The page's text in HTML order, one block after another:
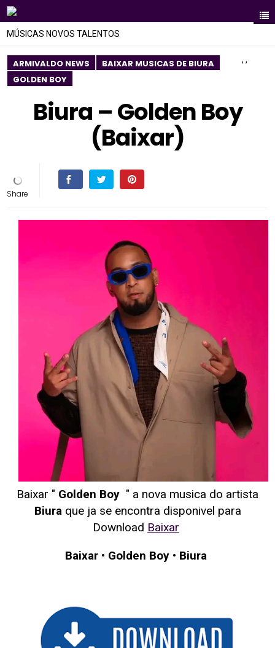
MÚSICAS NOVOS TALENTOS
ARMIVALDO NEWS ,
BAIXAR MUSICAS DE BIURA ,
GOLDEN BOY
Biura – Golden Boy
(Baixar)
Baixar " Golden Boy " a nova musica do artista
Biura que ja se encontra disponivel para
Download Baixar
Baixar • Golden Boy • Biura